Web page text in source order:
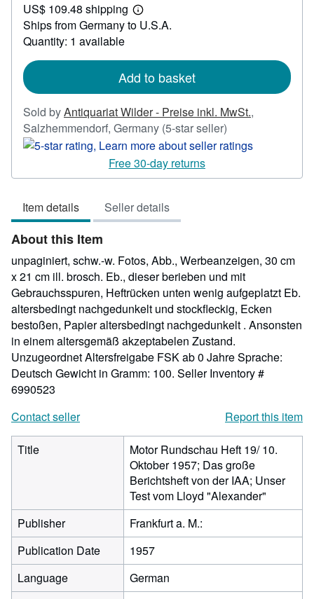
23.74
US$ 109.48 shipping
Learn
more
Ships from Germany to U.S.A.
Quantity: 1 available
Add to basket
Sold byAntiquariat Wilder - Preise inkl. MwSt.,
Salzhemmendorf, Germany (5-star seller)
rating
out
Free 30-day returns
Item details Seller details
About this Item
unpaginiert, schw.-w. Fotos, Abb., Werbeanzeigen, 30 cm
x 21 cm ill. brosch. Eb., dieser berieben und mit
Gebrauchsspuren, Heftrücken unten wenig aufgeplatzt Eb.
altersbedingt nachgedunkelt und stockfleckig, Ecken
bestoßen, Papier altersbedingt nachgedunkelt . Ansonsten
in einem altersgemäß akzeptabelen Zustand.
Unzugeordnet Altersfreigabe FSK ab 0 Jahre Sprache:
Deutsch Gewicht in Gramm: 100. Seller Inventory #
6990523
Contact seller
Report this item
Title
Motor Rundschau Heft 19/ 10.
Oktober 1957; Das große
Berichtsheft von der IAA; Unser
Test vom Lloyd "Alexander"
Publisher
Frankfurt a. M.:
Publication Date
1957
Language
German